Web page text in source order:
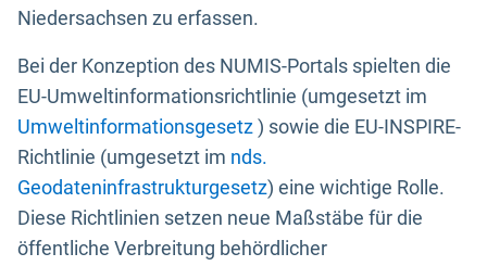
Niedersachsen zu erfassen.
Bei der Konzeption des NUMIS-Portals spielten die
EU-Umweltinformationsrichtlinie (umgesetzt im
Umweltinformationsgesetz) sowie die EU-INSPIRE-
Richtlinie (umgesetzt im nds.
Geodateninfrastrukturgesetz) eine wichtige Rolle.
Diese Richtlinien setzen neue Maßstäbe für die
öffentliche Verbreitung behördlicher